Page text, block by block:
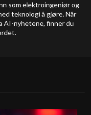
som elektroingeniør og
teknologi å gjøre. Når
AI-nyhetene, finner du